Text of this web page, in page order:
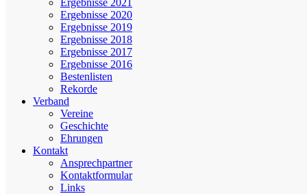
Ergebnisse 2021
Ergebnisse 2020
Ergebnisse 2019
Ergebnisse 2018
Ergebnisse 2017
Ergebnisse 2016
Bestenlisten
Rekorde
Verband
Vereine
Geschichte
Ehrungen
Kontakt
Ansprechpartner
Kontaktformular
Links